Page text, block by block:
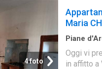
letto
con
di
570, a cui
4 foto
Maria CH
Piane
Oggi vi
in affitto a